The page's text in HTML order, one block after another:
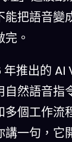
把語音變
。
推出的 AI
自然語音
個工作流
講一句，